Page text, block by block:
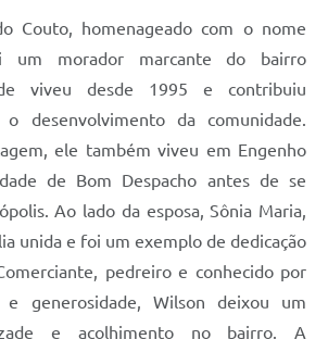
Couto, homenageado com o nome
um morador marcante do bairro
viveu desde 1995 e contribuiu
desenvolvimento da comunidade.
ele também viveu em Engenho
de Bom Despacho antes de se
Ao lado da esposa, Sônia Maria,
unida e foi um exemplo de dedicação
pedreiro e conhecido por
e generosidade, Wilson deixou um
e acolhimento no bairro. A